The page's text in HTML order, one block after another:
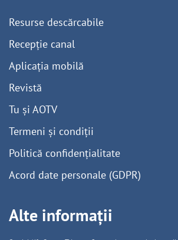
Resurse descărcabile
Recepție canal
Aplicația mobilă
Revistă
Tu și AOTV
Termeni și condiții
Politică confidențialitate
Acord date personale (GDPR)
Alte informații